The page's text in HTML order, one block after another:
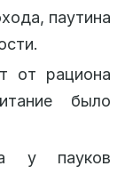
паутина
от рациона
было
у пауков